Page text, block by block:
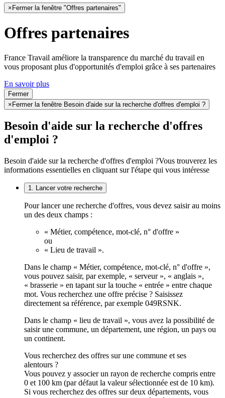
×Fermer la fenêtre "Offres partenaires"
Offres partenaires
France Travail améliore la transparence du marché du travail en
vous proposant plus d'opportunités d'emploi grâce à ses partenaires
En savoir plus
Fermer
×Fermer la fenêtre Besoin d'aide sur la recherche d'offres d'emploi ?
Besoin d'aide sur la recherche d'offres
d'emploi ?
Besoin d'aide sur la recherche d'offres d'emploi ?Vous trouverez les
informations essentielles en cliquant sur l'étape qui vous intéresse
1. Lancer votre recherche
Pour lancer une recherche d'offres, vous devez saisir au moins
un des deux champs :
« Métier, compétence, mot-clé, n° d'offre »
ou
« Lieu de travail ».
Dans le champ « Métier, compétence, mot-clé, n° d'offre »,
vous pouvez saisir, par exemple, « serveur », « anglais »,
« brasserie » en tapant sur la touche « entrée » entre chaque
mot. Vous recherchez une offre précise ? Saisissez
directement sa référence, par exemple 049RSNK.
Dans le champ « lieu de travail », vous avez la possibilité de
saisir une commune, un département, une région, un pays ou
un continent.
Vous recherchez des offres sur une commune et ses
alentours ?
Vous pouvez y associer un rayon de recherche compris entre
0 et 100 km (par défaut la valeur sélectionnée est de 10 km).
Si vous recherchez des offres sur deux départements, vous